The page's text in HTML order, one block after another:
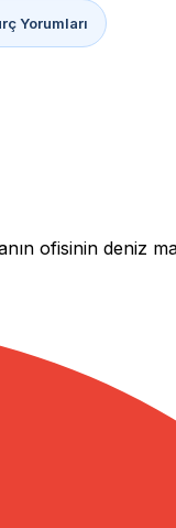
Yorumları
ofisinin deniz